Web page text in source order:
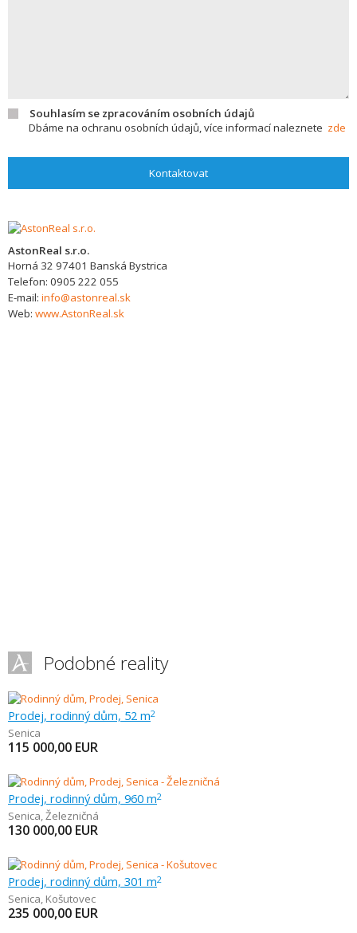
Souhlasím se zpracováním osobních údajů
Dbáme na ochranu osobních údajů, více informací naleznete zde
Kontaktovat
AstonReal s.r.o.
Horná 32 97401 Banská Bystrica
Telefon: 0905 222 055
E-mail: info@astonreal.sk
Web: www.AstonReal.sk
Podobné reality
Prodej, rodinný dům, 52 m2
Senica
115 000,00 EUR
Prodej, rodinný dům, 960 m2
Senica,Železničná
130 000,00 EUR
Prodej, rodinný dům, 301 m2
Senica, Košutovec
235 000,00 EUR